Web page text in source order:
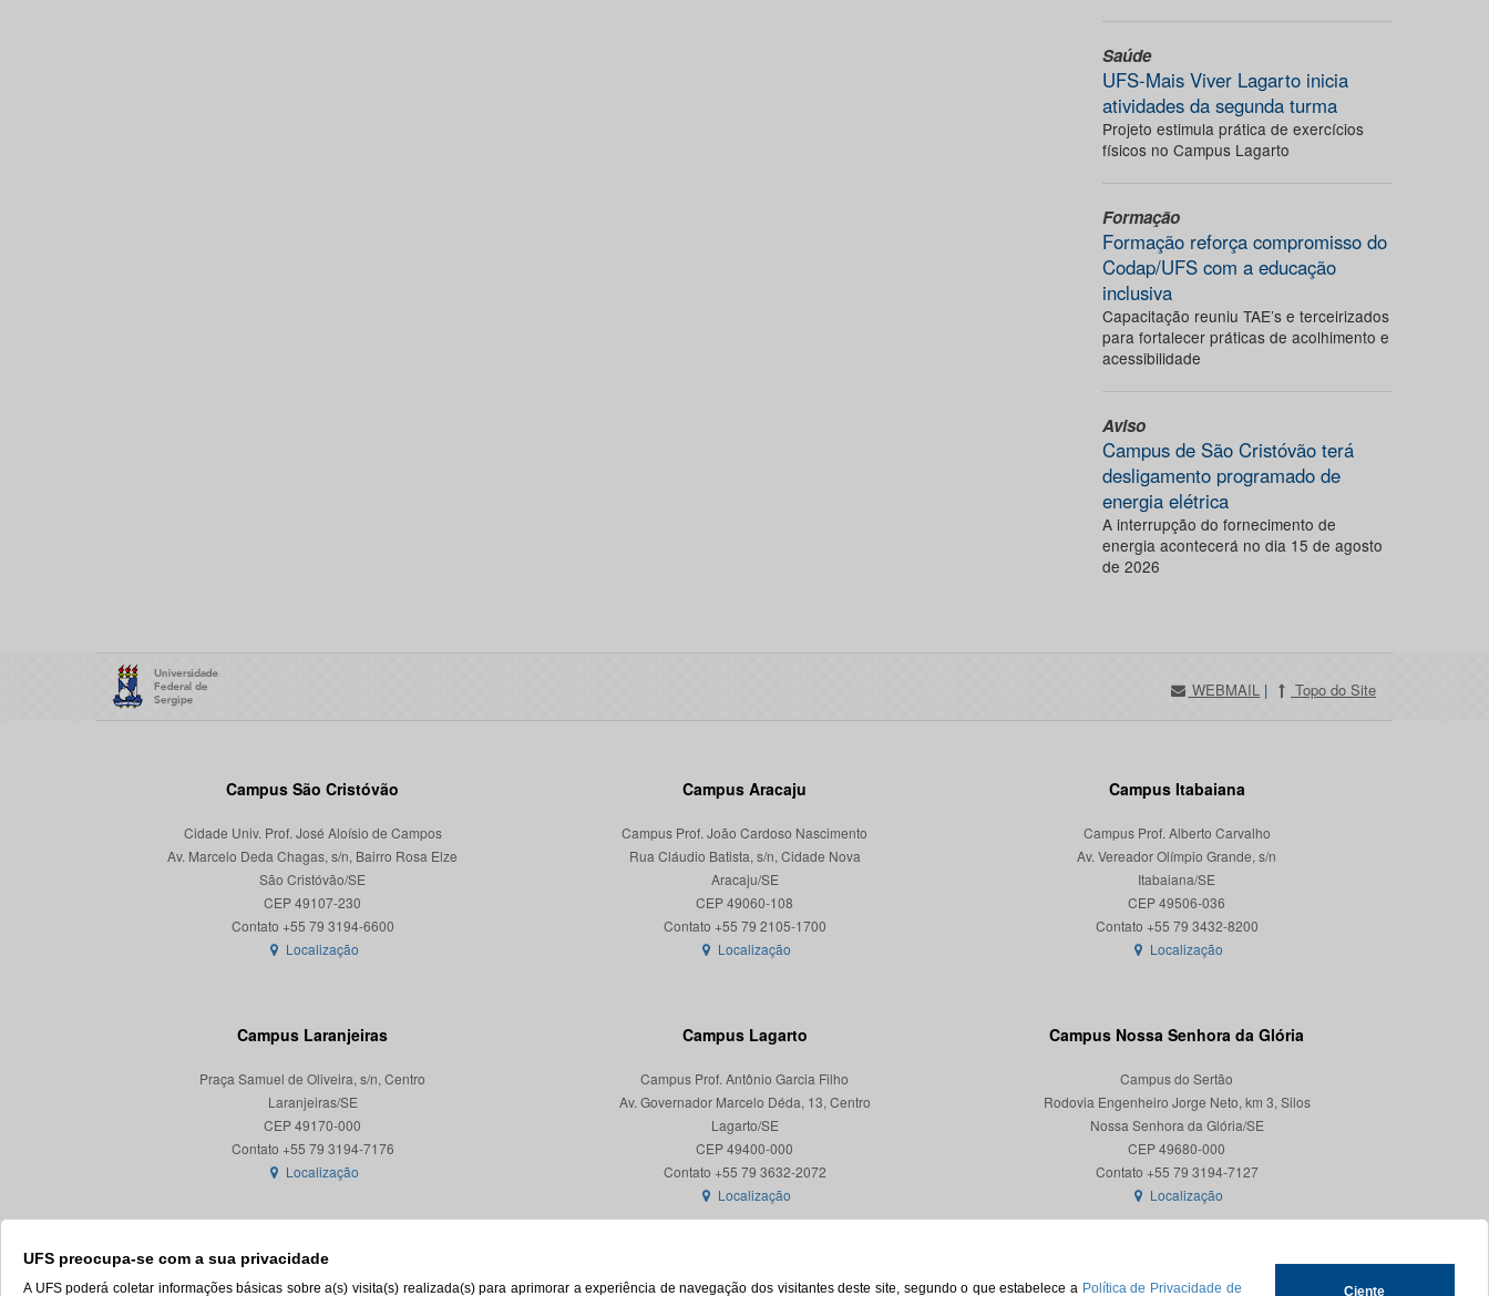
UFS preocupa-se com a sua privacidade
A UFS poderá coletar informações básicas sobre a(s) visita(s) realizada(s) para aprimorar a experiência de navegação dos visitantes deste site, segundo o que estabelece a Política de Privacidade de Ciente
Saúde
UFS-Mais Viver Lagarto inicia
atividades da segunda turma
Projeto estimula prática de exercícios
físicos no Campus Lagarto
Formação
Formação reforça compromisso do
Codap/UFS com a educação
inclusiva
Capacitação reuniu TAE’s e terceirizados
para fortalecer práticas de acolhimento e
acessibilidade
Aviso
Campus de São Cristóvão terá
desligamento programado de
energia elétrica
A interrupção do fornecimento de
energia acontecerá no dia 15 de agosto
de 2026
WEBMAIL | Topo do Site
Campus São Cristóvão
Cidade Univ. Prof. José Aloísio de Campos
Av. Marcelo Deda Chagas, s/n, Bairro Rosa Elze
São Cristóvão/SE
CEP 49107-230
Localização
Campus Aracaju
Campus Prof. João Cardoso Nascimento
Rua Cláudio Batista, s/n, Cidade Nova
Aracaju/SE
CEP 49060-108
Localização
Campus Itabaiana
Campus Prof. Alberto Carvalho
Av. Vereador Olímpio Grande, s/n
Itabaiana/SE
CEP 49506-036
Localização
Campus Laranjeiras
Praça Samuel de Oliveira, s/n, Centro
Laranjeiras/SE
CEP 49170-000
Localização
Campus Lagarto
Campus Prof. Antônio Garcia Filho
Av. Governador Marcelo Déda, 13, Centro
Lagarto/SE
CEP 49400-000
Localização
Campus Nossa Senhora da Glória
Campus do Sertão
Rodovia Engenheiro Jorge Neto, km 3, Silos
Nossa Senhora da Glória/SE
CEP 49680-000
Contato +55 79 3194-7127
Localização